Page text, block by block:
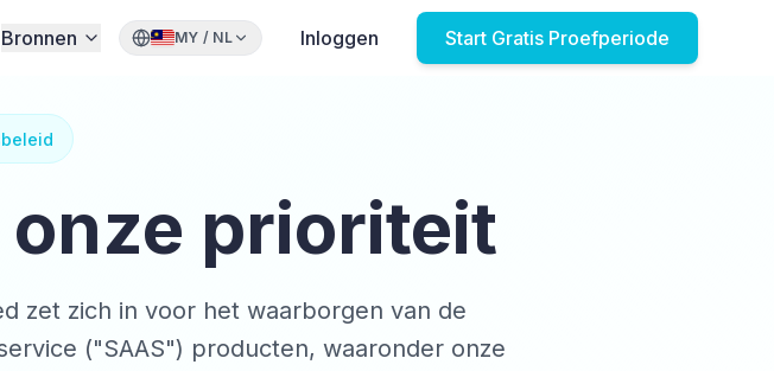
Bronnen MY / NL Inloggen Start Gratis Proefperiode
prioriteit
zet zich in voor het waarborgen van de
("SAAS") producten, waaronder onze